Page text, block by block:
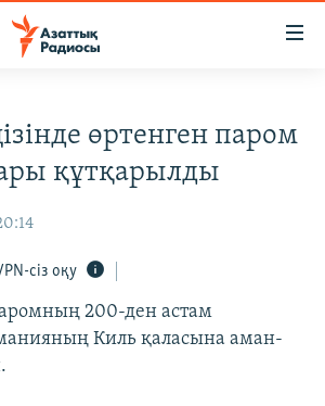
өртенген паром
құтқарылды
сіз оқу
200-ден астам
Киль қаласына аман-